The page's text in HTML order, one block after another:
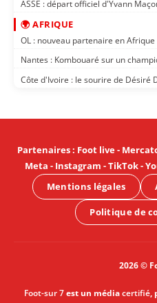
ASSE : départ officiel d'Yvann
🌍 AFRIQUE
OL : nouveau partenaire en Afrique
Nantes : Kombouaré sur un
Côte d'Ivoire : le sourire de Désiré
Partenaires: Foot live-
Meta - Instagram -TikTok-
Mentions légales
Politique de
2026 ©
Foot-sur 7est un médiacertifié,